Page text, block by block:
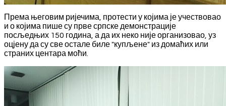
Према његовим ријечима, протести у којима је учествовао
и о којима пише су прве српске демонстрације
посљедњих 150 година, а да их неко није организовао, уз
оцјену да су све остале биле "купљене" из домаћих или
страних центара моћи.